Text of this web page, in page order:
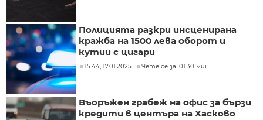
Полицията разкри инсценирана
кражба на 1500 лева оборот и
кутии с цигари
15:44, 17.01.2025 Чете се за: 01:30 мин.
Въоръжен грабеж на офис за бързи
кредити в центъра на Хасково